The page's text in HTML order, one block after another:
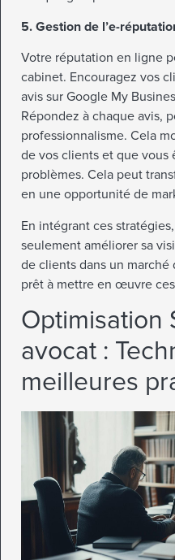
5. Gestion de l’e-
Votre réputation en ligne
cabinet. Encouragez vos
avis sur Google My
Répondez à chaque avis,
professionnalisme. Cela
de vos clients et que vous
problèmes. Cela peut
en une opportunité de
En intégrant ces
seulement améliorer sa
de clients dans un marché
prêt à mettre en œuvre
Optimisation
avocat :
meilleures